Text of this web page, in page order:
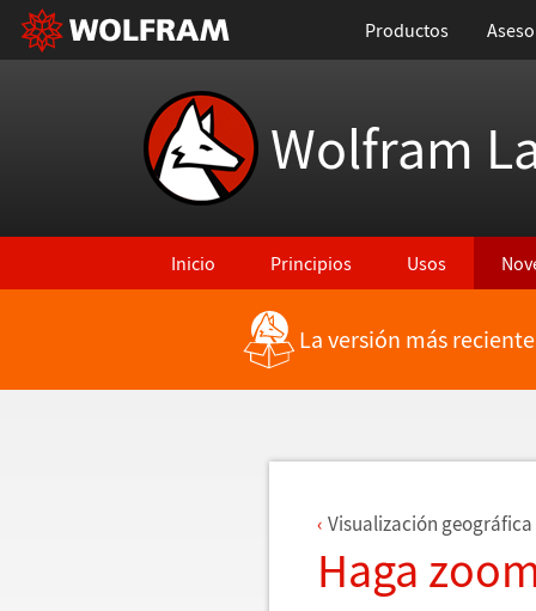
Productos
Wolfram
Inicio Principios Usos
Regresar a Características más recientes
La versión más
Visualización geográ
Haga